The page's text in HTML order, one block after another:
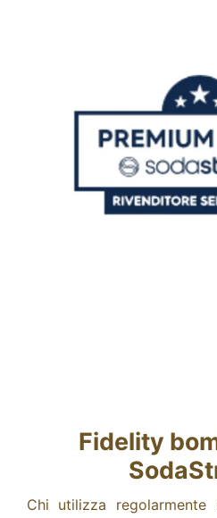
Fidelity
Chi utilizza